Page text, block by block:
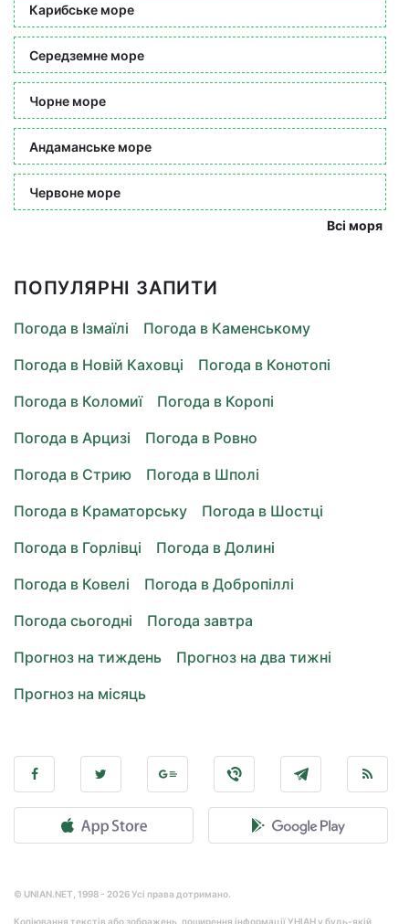
Карибське море
Середземне море
Чорне море
Андаманське море
Червоне море
Всі моря
ПОПУЛЯРНІ ЗАПИТИ
Погода в Ізмаїлі
Погода в Каменському
Погода в Новій Каховці
Погода в Конотопі
Погода в Коломиї
Погода в Коропі
Погода в Арцизі
Погода в Ровно
Погода в Стрию
Погода в Шполі
Погода в Краматорську
Погода в Шостці
Погода в Горлівці
Погода в Долині
Погода в Ковелі
Погода в Добропіллі
Погода сьогодні
Погода завтра
Прогноз на тиждень
Прогноз на два тижні
Прогноз на місяць
© UNIAN.NET, 1998 - 2026 Усі права дотримано.
Копіювання текстів або зображень, поширення інформації УНІАН у будь-якій